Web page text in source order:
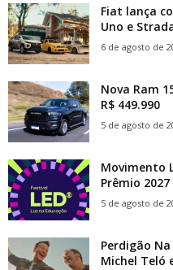
Fiat lança
Uno e
6 de agosto de
Nova Ram
R$ 449.990
5 de agosto de
Movimento
Prêmio 2027
5 de agosto de
Perdigão
Michel Teló